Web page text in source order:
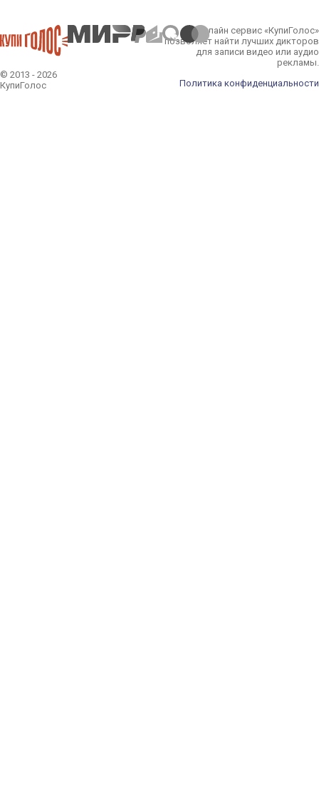
© 2013 - 2026
КупиГолос
Онлайн сервис «КупиГолос»
позволяет найти лучших дикторов
для записи видео или аудио
рекламы.
Политика конфиденциальности